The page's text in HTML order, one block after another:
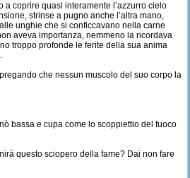
a coprire quasi interamente l’azzurro cielo
strinse a pugno anche l’altra mano,
unghie che si conficcavano nella carne
aveva importanza, nemmeno la ricordava
troppo profonde le ferite della sua anima
che nessun muscolo del suo corpo la
bassa e cupa come lo scoppiettio del fuoco
questo sciopero della fame? Dai non fare